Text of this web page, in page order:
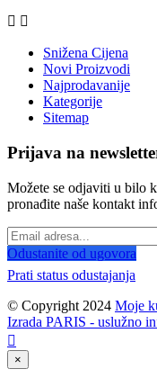
 
Snižena Cijena
Novi Proizvodi
Najprodavanije
Kategorije
Sitemap
Prijava na
Možete se odjaviti u bilo
pronađite naše kontakt
Odustanite od ugovora
Prati status odustajanja
© Copyright 2024 Moje
Izrada PARIS - uslužno

×